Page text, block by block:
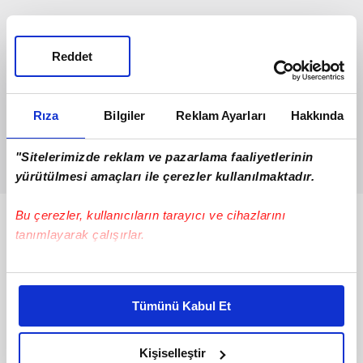
Rıza Bilgiler Reklam Ayarları Hakkında
"Sitelerimizde reklam ve pazarlama faaliyetlerinin
yürütülmesi amaçları ile çerezler kullanılmaktadır.
Bu çerezler, kullanıcıların tarayıcı ve cihazlarını
tanımlayarak çalışırlar.
Bu çerezlere izin vermeniz halinde sizlere özel
daha iyi reklam deneyimi yaşatabiliriz. Bunu yaparken
amacımızın size daha iyi bir reklam deneyimi sunmak
olduğunu ve sizlere en iyi içerikleri sunabilmek adına
Tümünü Kabul Et
Kişiselleştir
Reddet
Bunlar da Var